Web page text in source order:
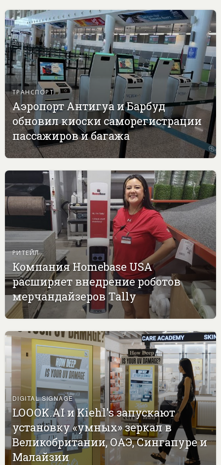
ТРАНСПОРТ
Аэропорт Антигуа и Барбуд
обновил киоски саморегистрации
пассажиров и багажа
РИТЕЙЛ
Компания Homebase USA
расширяет внедрение роботов
мерчандайзеров Tally
DIGITAL SIGNAGE
LOOOK.AI и Kiehl's запускают
установку «умных» зеркал в
Великобритании, ОАЭ, Сингапуре и
Малайзии